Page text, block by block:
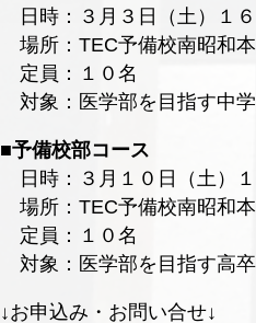
日時：３月３日（土）１６
場所：TEC予備校南昭和
定員：１０名
対象：医学部を目指す中
■予備校部コース
日時：３月１０日（土）１
場所：TEC予備校南昭和
定員：１０名
対象：医学部を目指す高
↓お申込み・お問い合せ↓